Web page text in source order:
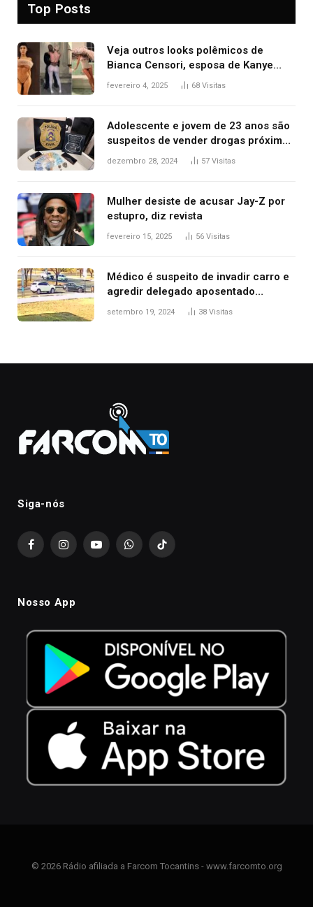
Top Posts
Veja outros looks polêmicos de
Bianca Censori, esposa de Kanye
West que apareceu nua no Grammy
fevereiro 4, 2025 68 Visitas
Adolescente e jovem de 23 anos são
suspeitos de vender drogas próximo
de delegacia e escola, diz polícia
dezembro 28, 2024 57 Visitas
Mulher desiste de acusar Jay-Z por
estupro, diz revista
fevereiro 15, 2025 56 Visitas
Médico é suspeito de invadir carro e
agredir delegado aposentado
durante confusão no trânsito
setembro 19, 2024 38 Visitas
Siga-nós
FacebookInstagramYouTubeWhatsAppTikTok
Nosso App
© 2026 Rádio afiliada a Farcom Tocantins - www.farcomto.org